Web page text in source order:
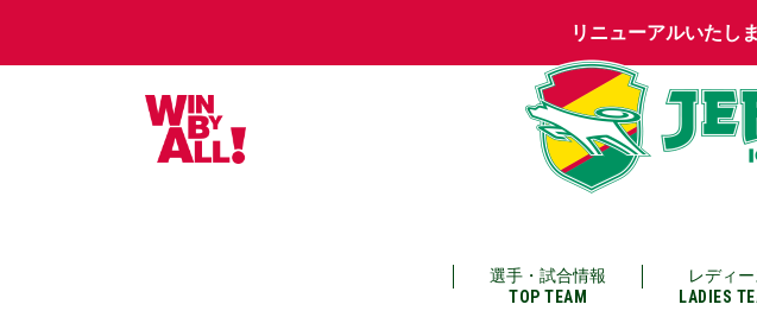
リニューアルいたし
選手・試合情報
TOP TEAM
レディー
LADIES